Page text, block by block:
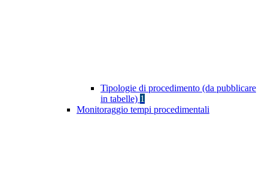
Tipologie di procedimento (da pubblicare
in tabelle) 1
Monitoraggio tempi procedimentali